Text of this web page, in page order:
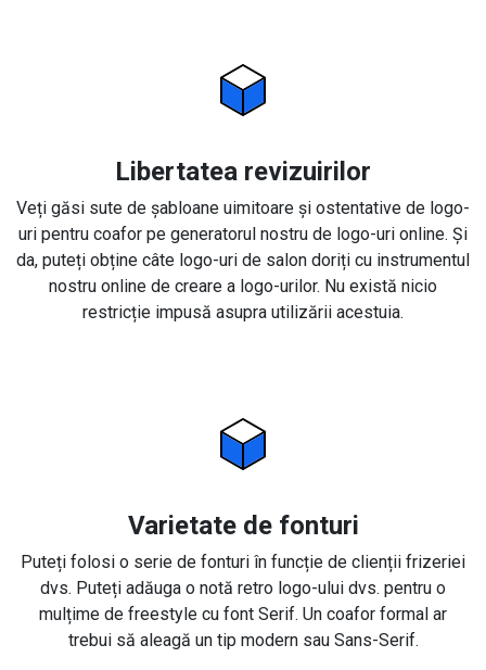
Libertatea revizuirilor
Veți găsi sute de șabloane uimitoare și ostentative de logo-
uri pentru coafor pe generatorul nostru de logo-uri online. Și
da, puteți obține câte logo-uri de salon doriți cu instrumentul
nostru online de creare a logo-urilor. Nu există nicio
restricție impusă asupra utilizării acestuia.
Varietate de fonturi
Puteți folosi o serie de fonturi în funcție de clienții frizeriei
dvs. Puteți adăuga o notă retro logo-ului dvs. pentru o
mulțime de freestyle cu font Serif. Un coafor formal ar
trebui să aleagă un tip modern sau Sans-Serif.